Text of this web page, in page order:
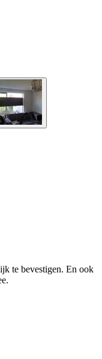
te bevestigen. En ook